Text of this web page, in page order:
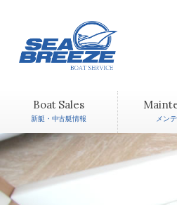
Boat Sales
新艇・中古艇情報 メン